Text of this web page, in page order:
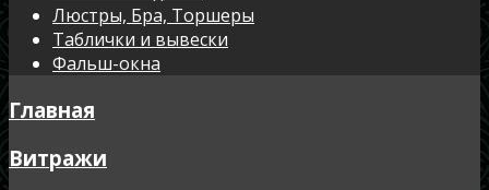
Люстры, Бра, Торшеры
Таблички и вывески
Фальш-окна
Главная
Витражи